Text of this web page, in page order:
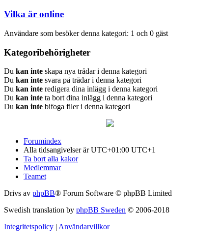
Vilka är online
Användare som besöker denna kategori: 1 och 0 gäst
Kategoribehörigheter
Du kan inte skapa nya trådar i denna kategori
Du kan inte svara på trådar i denna kategori
Du kan inte redigera dina inlägg i denna kategori
Du kan inte ta bort dina inlägg i denna kategori
Du kan inte bifoga filer i denna kategori
Forumindex
Alla tidsangivelser är UTC+01:00 UTC+1
Ta bort alla kakor
Medlemmar
Teamet
Drivs av phpBB® Forum Software © phpBB Limited
Swedish translation by phpBB Sweden © 2006-2018
Integritetspolicy Användarvillkor